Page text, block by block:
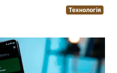
Технологія